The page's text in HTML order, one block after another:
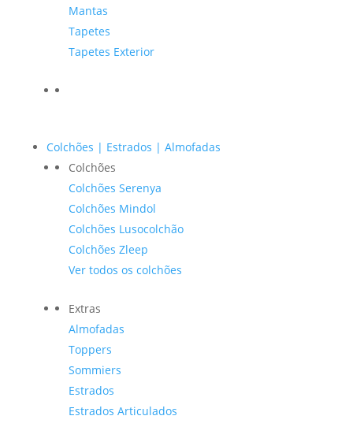
Mantas
Tapetes
Tapetes Exterior
Colchões | Estrados | Almofadas
Colchões
Colchões Serenya
Colchões Mindol
Colchões Lusocolchão
Colchões Zleep
Ver todos os colchões
Extras
Almofadas
Toppers
Sommiers
Estrados
Estrados Articulados